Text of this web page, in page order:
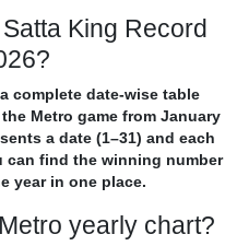
King Record
complete date-wise table
Metro game from January
a date (1–31) and each
can find the winning number
year in one place.
yearly chart?